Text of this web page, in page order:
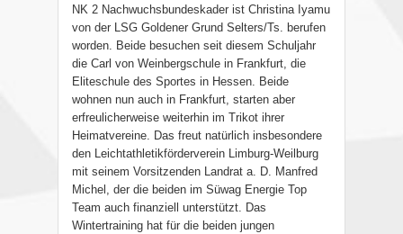
NK 2 Nachwuchsbundeskader ist Christina Iyamu
von der LSG Goldener Grund Selters/Ts. berufen
worden. Beide besuchen seit diesem Schuljahr
die Carl von Weinbergschule in Frankfurt, die
Eliteschule des Sportes in Hessen. Beide
wohnen nun auch in Frankfurt, starten aber
erfreulicherweise weiterhin im Trikot ihrer
Heimatvereine. Das freut natürlich insbesondere
den Leichtathletikförderverein Limburg-Weilburg
mit seinem Vorsitzenden Landrat a. D. Manfred
Michel, der die beiden im Süwag Energie Top
Team auch finanziell unterstützt. Das
Wintertraining hat für die beiden jungen